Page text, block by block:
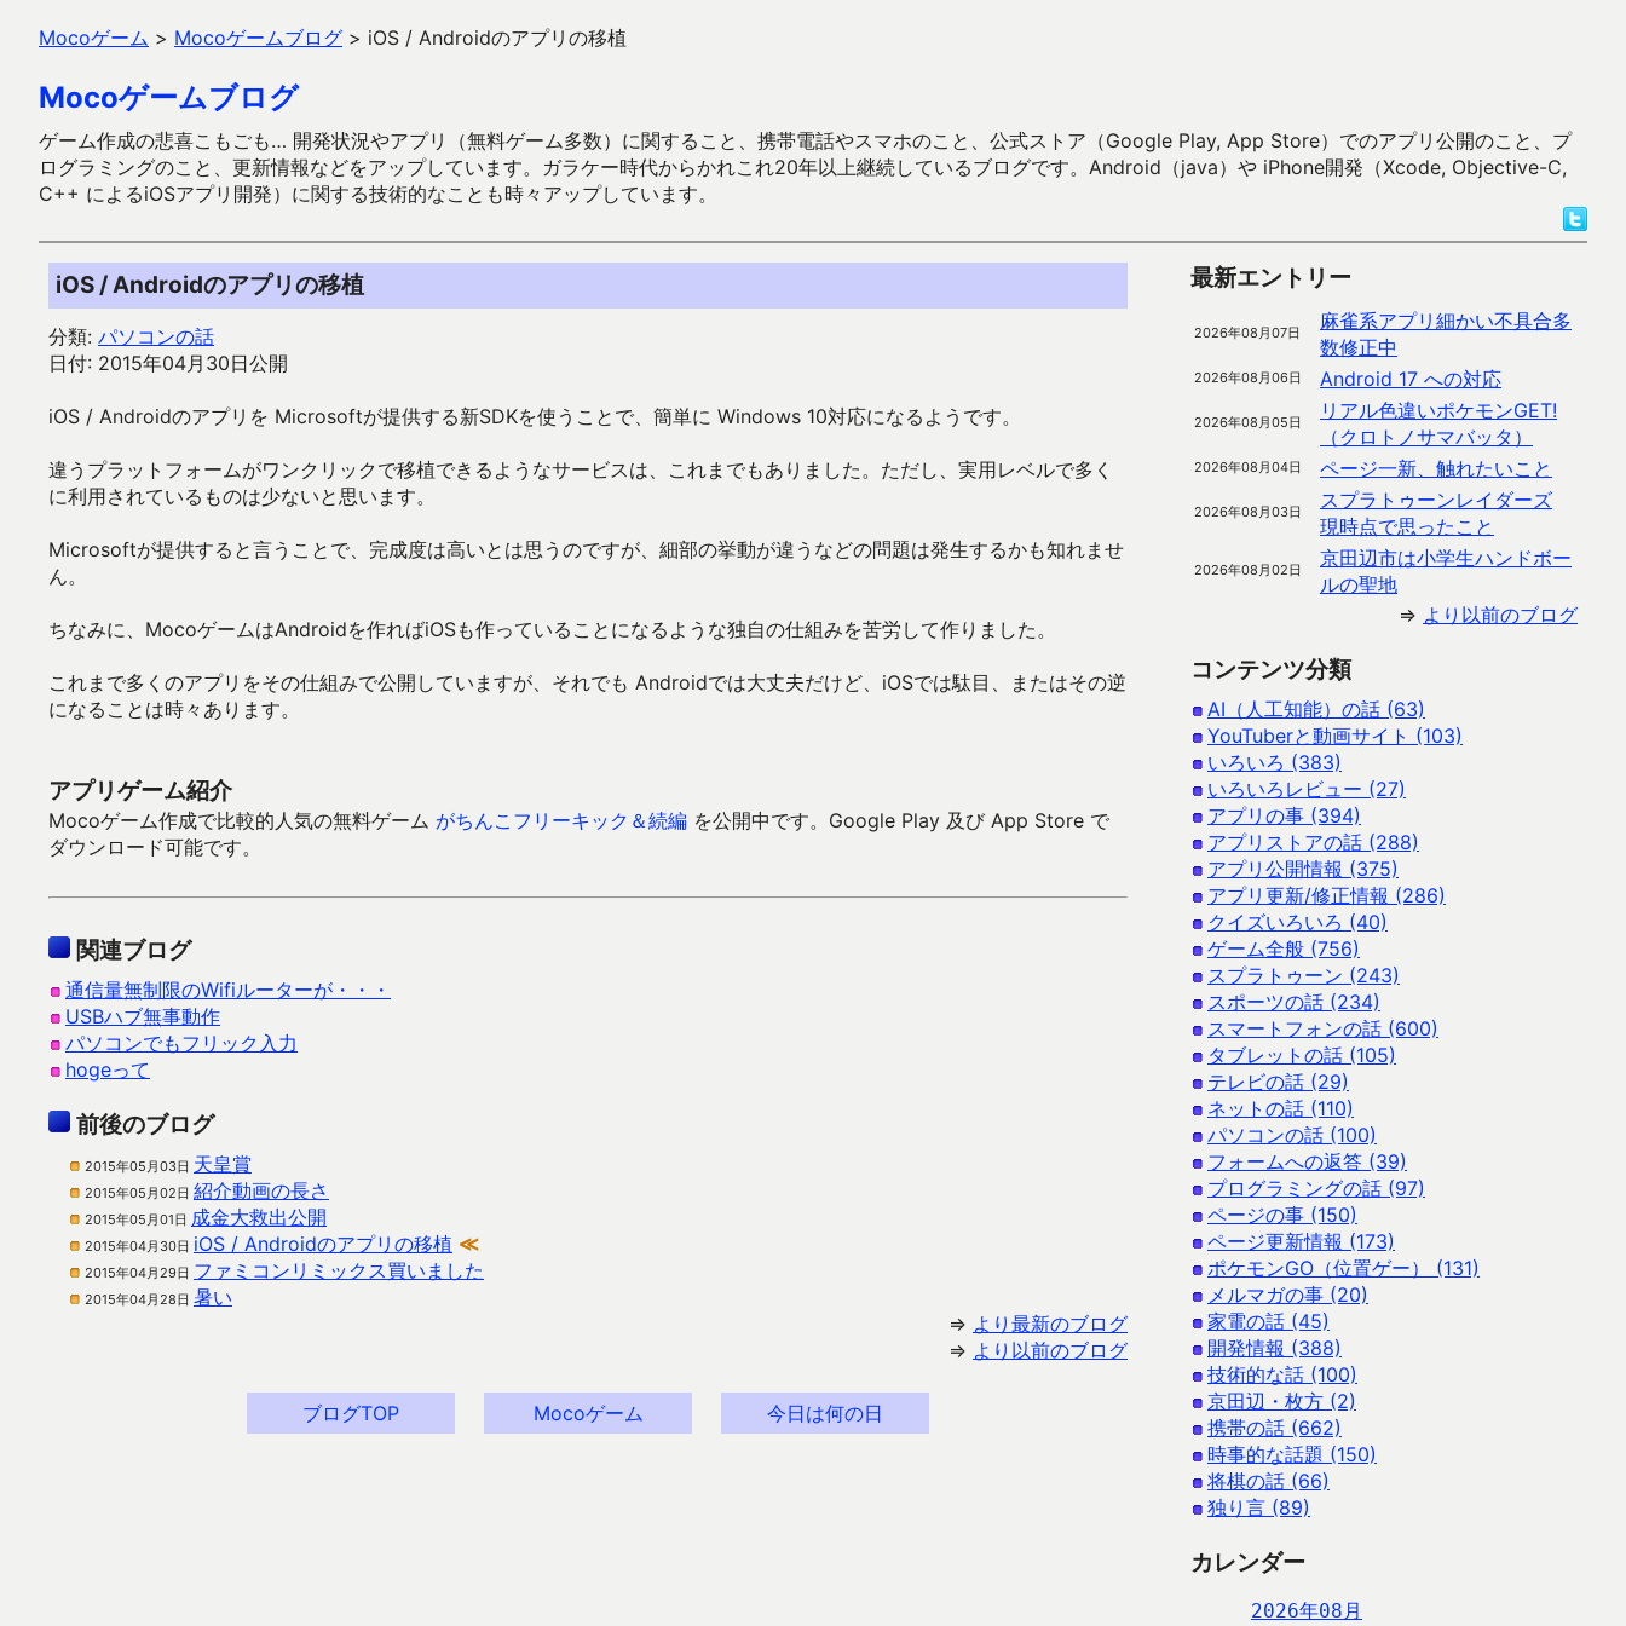
Mocoゲーム > Mocoゲームブログ > iOS / Androidのアプリの移植
Mocoゲームブログ
ゲーム作成の悲喜こもごも… 開発状況やアプリ（無料ゲーム多数）に関すること、携帯電話やスマホのこと、公式ストア（Google Play, App Store）でのアプリ公開のこと、プ
ログラミングのこと、更新情報などをアップしています。ガラケー時代からかれこれ20年以上継続しているブログです。Android（java）や iPhone開発（Xcode, Objective-C,
C++ によるiOSアプリ開発）に関する技術的なことも時々アップしています。
iOS / Androidのアプリの移植
分類: パソコンの話
日付: 2015年04月30日公開
iOS / Androidのアプリを Microsoftが提供する新SDKを使うことで、簡単に Windows 10対応になるようです。
違うプラットフォームがワンクリックで移植できるようなサービスは、これまでもありました。ただし、実用レベルで多く
に利用されているものは少ないと思います。
Microsoftが提供すると言うことで、完成度は高いとは思うのですが、細部の挙動が違うなどの問題は発生するかも知れませ
ん。
ちなみに、MocoゲームはAndroidを作ればiOSも作っていることになるような独自の仕組みを苦労して作りました。
これまで多くのアプリをその仕組みで公開していますが、それでも Androidでは大丈夫だけど、iOSでは駄目、またはその逆
になることは時々あります。
アプリゲーム紹介
Mocoゲーム作成で比較的人気の無料ゲーム がちんこフリーキック＆続編 を公開中です。Google Play 及び App Store で
ダウンロード可能です。
関連ブログ
通信量無制限のWifiルーターが・・・
USBハブ無事動作
パソコンでもフリック入力
hogeって
前後のブログ
2015年05月03日 天皇賞
2015年05月02日 紹介動画の長さ
2015年05月01日 成金大救出公開
2015年04月30日 iOS / Androidのアプリの移植 ≪
2015年04月29日 ファミコンリミックス買いました
2015年04月28日 暑い
⇒ より最新のブログ
⇒ より以前のブログ
ブログTOP Mocoゲーム 今日は何の日
最新エントリー
2026年08月07日
麻雀系アプリ細かい不具合多
数修正中
2026年08月06日 Android 17 への対応
2026年08月05日
リアル色違いポケモンGET!
（クロトノサマバッタ）
2026年08月04日 ページ一新、触れたいこと
2026年08月03日
スプラトゥーンレイダーズ
現時点で思ったこと
2026年08月02日
京田辺市は小学生ハンドボー
ルの聖地
⇒ より以前のブログ
コンテンツ分類
AI（人工知能）の話 (63)
YouTuberと動画サイト (103)
いろいろ (383)
いろいろレビュー (27)
アプリの事 (394)
アプリストアの話 (288)
アプリ公開情報 (375)
アプリ更新/修正情報 (286)
クイズいろいろ (40)
ゲーム全般 (756)
スプラトゥーン (243)
スポーツの話 (234)
スマートフォンの話 (600)
タブレットの話 (105)
テレビの話 (29)
ネットの話 (110)
パソコンの話 (100)
フォームへの返答 (39)
プログラミングの話 (97)
ページの事 (150)
ページ更新情報 (173)
ポケモンGO（位置ゲー） (131)
メルマガの事 (20)
家電の話 (45)
開発情報 (388)
技術的な話 (100)
京田辺・枚方 (2)
携帯の話 (662)
時事的な話題 (150)
将棋の話 (66)
独り言 (89)
カレンダー
2026年08月